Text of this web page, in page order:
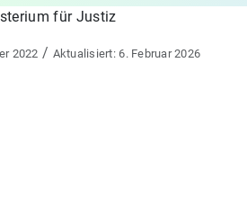
für Justiz
2022 / 6. Februar 2026